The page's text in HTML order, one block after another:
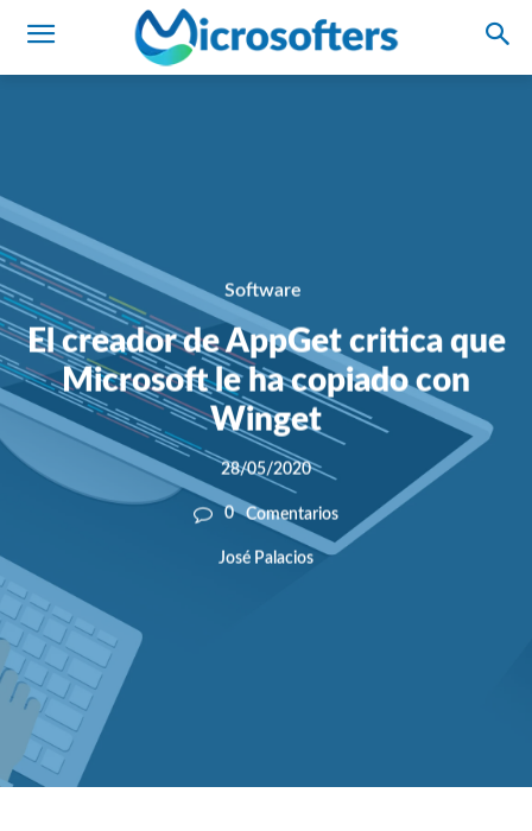
Software
El creador de AppGet critica que
Microsoft le ha copiado con
Winget
28/05/2020
0 Comentarios
José Palacios